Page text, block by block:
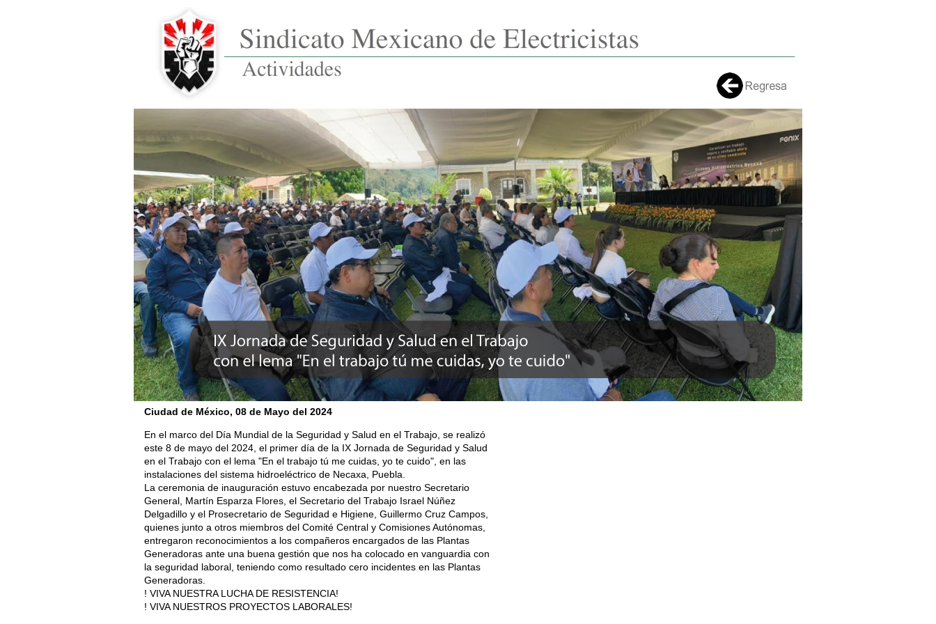
Ciudad de México, 08 de Mayo del 2024
En el marco del Día Mundial de la Seguridad y Salud en el Trabajo, se realizó
este 8 de mayo del 2024, el primer día de la IX Jornada de Seguridad y Salud
en el Trabajo con el lema "En el trabajo tú me cuidas, yo te cuido", en las
instalaciones del sistema hidroeléctrico de Necaxa, Puebla.
La ceremonia de inauguración estuvo encabezada por nuestro Secretario
General, Martín Esparza Flores, el Secretario del Trabajo Israel Núñez
Delgadillo y el Prosecretario de Seguridad e Higiene, Guillermo Cruz Campos,
quienes junto a otros miembros del Comité Central y Comisiones Autónomas,
entregaron reconocimientos a los compañeros encargados de las Plantas
Generadoras ante una buena gestión que nos ha colocado en vanguardia con
la seguridad laboral, teniendo como resultado cero incidentes en las Plantas
Generadoras.
! VIVA NUESTRA LUCHA DE RESISTENCIA!
! VIVA NUESTROS PROYECTOS LABORALES!